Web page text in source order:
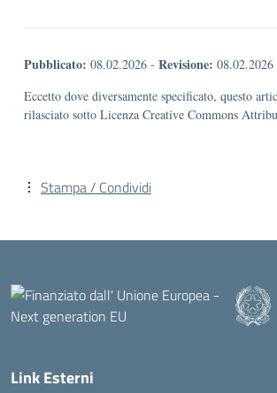
Pubblicato: 08.02.2026 - Revisione: 08.02.2026
Eccetto dove diversamente specificato, questo
rilasciato sotto Licenza Creative Commons
Stampa / Condividi
Link Esterni